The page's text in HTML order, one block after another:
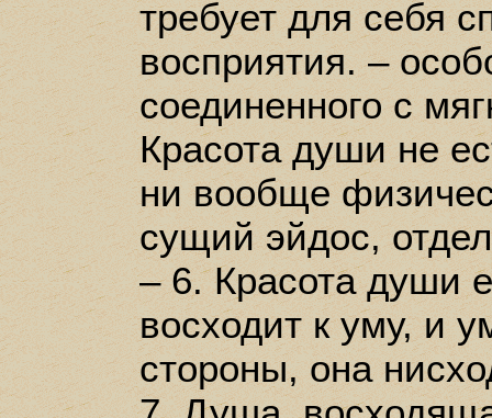
требует для себя
восприятия. –
соединенного с
Красота души не
ни вообще
сущий эйдос,
– 6. Красота души
восходит к уму, и
стороны, она